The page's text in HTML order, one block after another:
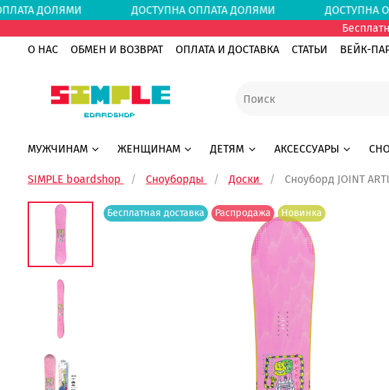
ДОЛЯМИ ДОСТУПНА ОПЛАТА ДОЛЯМИ
О НАС
ОБМЕН И ВОЗВРАТ ОПЛАТА И ДОСТАВКА СТАТЬИ ВЕЙК-
МУЖЧИНАМ ЖЕНЩИНАМ ДЕТЯМ АКСЕССУАРЫ
SIMPLE boardshop Сноуборды Доски Сноуборд JOINT
Бесплатная доставка Распродажа Новинка